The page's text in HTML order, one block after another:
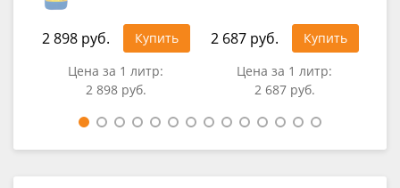
2 898 руб.
Купить
Цена за 1 литр:
2 898 руб.
2 687 руб.
Купить
Цена за 1 литр:
2 687 руб.